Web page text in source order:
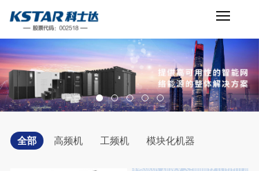
全部 高频机 工频机 模块化机器